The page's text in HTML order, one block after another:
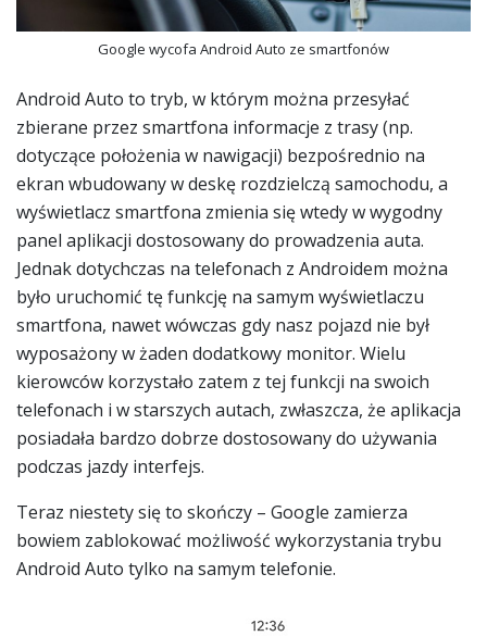
Google wycofa Android Auto ze smartfonów
Android Auto to tryb, w którym można przesyłać
zbierane przez smartfona informacje z trasy (np.
dotyczące położenia w nawigacji) bezpośrednio na
ekran wbudowany w deskę rozdzielczą samochodu, a
wyświetlacz smartfona zmienia się wtedy w wygodny
panel aplikacji dostosowany do prowadzenia auta.
Jednak dotychczas na telefonach z Androidem można
było uruchomić tę funkcję na samym wyświetlaczu
smartfona, nawet wówczas gdy nasz pojazd nie był
wyposażony w żaden dodatkowy monitor. Wielu
kierowców korzystało zatem z tej funkcji na swoich
telefonach i w starszych autach, zwłaszcza, że aplikacja
posiadała bardzo dobrze dostosowany do używania
podczas jazdy interfejs.
Teraz niestety się to skończy – Google zamierza
bowiem zablokować możliwość wykorzystania trybu
Android Auto tylko na samym telefonie.